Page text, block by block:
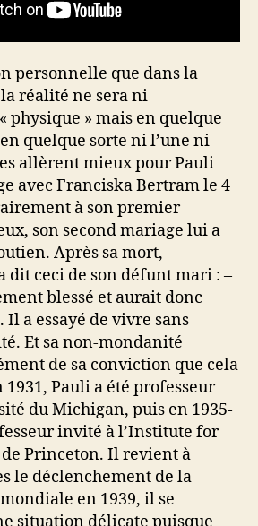
personnelle que dans la
réalité ne sera ni
physique » mais en quelque
quelque sorte ni l’une ni
allèrent mieux pour Pauli
avec Franciska Bertram le 4
à son premier
son second mariage lui a
Après sa mort,
dit ceci de son défunt mari : –
blessé et aurait donc
a essayé de vivre sans
Et sa non-mondanité
de sa conviction que cela
1931, Pauli a été professeur
du Michigan, puis en 1935-
invité à l’Institute for
Princeton. Il revient à
le déclenchement de la
en 1939, il se
situation délicate puisque